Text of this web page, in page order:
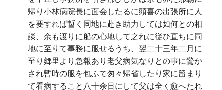
帰り小林病院長に面会したるに頭喜の出張所に人
を要すれば暫く同地に赴き助力しては如何との相
談、余も渡りに船の心地して之れに従ひ直ちに同
地に至りて事務に服せるうち、翌二十三年二月に
至り郷里より急報あり老父病気なりとの事に驚か
され暫時の服を包ふて匆々帰省したり家に留まり
て看病すること八十余日にして父は全く愈へたれ